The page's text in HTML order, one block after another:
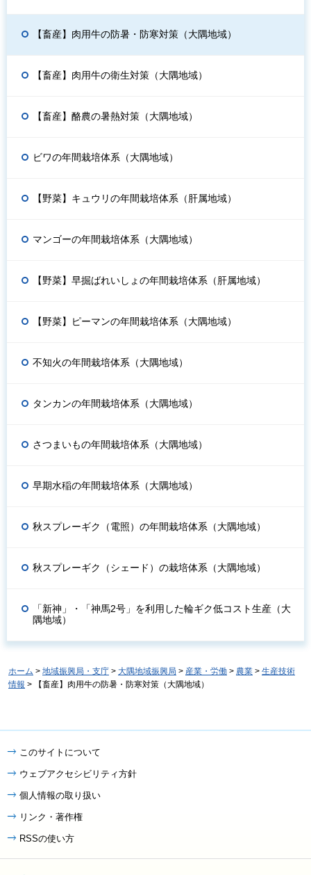
【畜産】肉用牛の防暑・防寒対策（大隅地域）
【畜産】肉用牛の衛生対策（大隅地域）
【畜産】酪農の暑熱対策（大隅地域）
ビワの年間栽培体系（大隅地域）
【野菜】キュウリの年間栽培体系（肝属地域）
マンゴーの年間栽培体系（大隅地域）
【野菜】早掘ばれいしょの年間栽培体系（肝属地域）
【野菜】ピーマンの年間栽培体系（大隅地域）
不知火の年間栽培体系（大隅地域）
タンカンの年間栽培体系（大隅地域）
さつまいもの年間栽培体系（大隅地域）
早期水稲の年間栽培体系（大隅地域）
秋スプレーギク（電照）の年間栽培体系（大隅地域）
秋スプレーギク（シェード）の栽培体系（大隅地域）
「新神」・「神馬2号」を利用した輪ギク低コスト生産（大
隅地域）
ホーム > 地域振興局・支庁 > 大隅地域振興局 > 産業・労働 > 農業 > 生産技術
情報 > 【畜産】肉用牛の防暑・防寒対策（大隅地域）
このサイトについて
ウェブアクセシビリティ方針
個人情報の取り扱い
リンク・著作権
RSSの使い方